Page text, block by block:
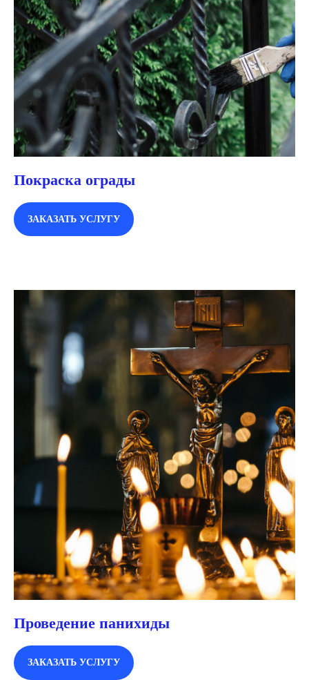
Покраска ограды
ЗАКАЗАТЬ УСЛУГУ
Проведение панихиды
ЗАКАЗАТЬ УСЛУГУ